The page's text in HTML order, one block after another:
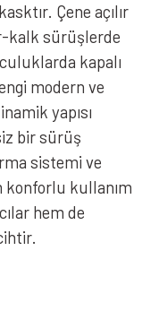
Çene açılır
kalk sürüşlerde
kapalı
modern ve
yapısı
bir sürüş
sistemi ve
konforlu kullanım
hem de